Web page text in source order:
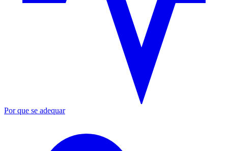
Por que se adequar